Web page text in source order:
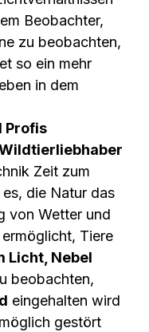
Beobachter,
zu beobachten,
so ein mehr
in dem
Profis
Zeit zum
die Natur das
von Wetter und
Tiere
Licht, Nebel
beobachten,
eingehalten wird
gestört